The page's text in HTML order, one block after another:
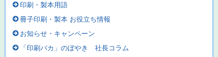
印刷・製本用語
冊子印刷・製本 お役立ち情報
お知らせ・キャンペーン
「印刷バカ」のぼやき 社長コラム